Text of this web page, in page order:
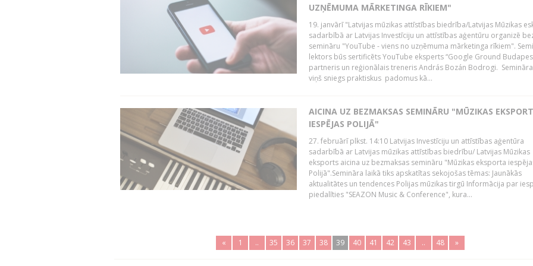
UZŅĒMUMA MĀRKETINGA RĪKIEM"
19. janvārī "Latvijas mūzikas attīstības biedrība/Latvijas Mūzikas
sadarbībā ar Latvijas Investīciju un attīstības aģentūru organizē
semināru "YouTube - viens no uzņēmuma mārketinga rīkiem".
lektors būs sertificēts YouTube eksperts “Google Ground
partneris un reģionālais treneris András Bozán Bodrogi.
viņš sniegs praktiskus padomus kā...
AICINA UZ BEZMAKSAS SEMINĀRU "MŪZIKAS
IESPĒJAS POLIJĀ"
27. februārī plkst. 14:10 Latvijas Investīciju un attīstības aģentūra
sadarbībā ar Latvijas mūzikas attīstības biedrību/ Latvijas Mūzikas
eksports aicina uz bezmaksas semināru "Mūzikas eksporta
Polijā".Semināra laikā tiks apskatītas sekojošas tēmas: Jaunākās
aktualitātes un tendences Polijas mūzikas tirgū Informācija par
piedalīties "SEAZON Music & Conference", kura...
« 1 .. 35 36 37 38 39 40 41 42 43 .. 48 »